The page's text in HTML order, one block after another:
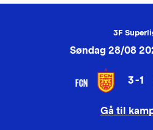
3F
Søndag 28/08
FCN 3-1
Gå til